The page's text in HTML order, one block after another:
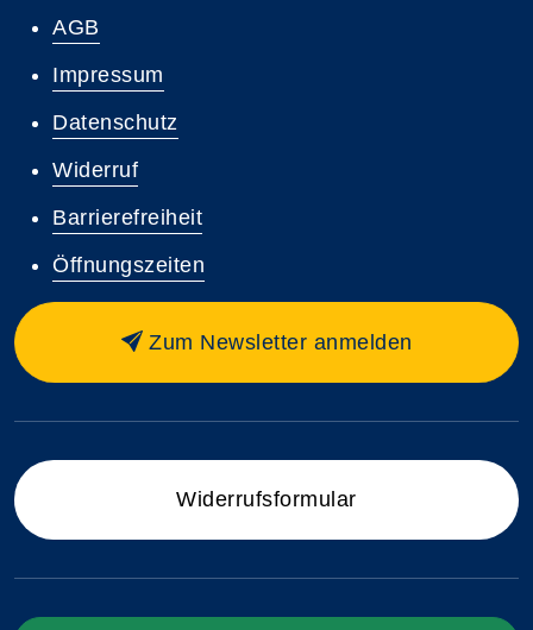
AGB
Impressum
Datenschutz
Widerruf
Barrierefreiheit
Öffnungszeiten
Zum Newsletter anmelden
Widerrufsformular